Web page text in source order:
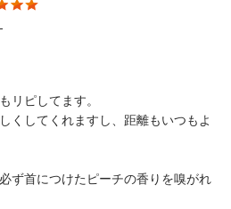
リピしてます。
くしてくれますし、距離もいつもよ
ず首につけたピーチの香りを嗅がれ